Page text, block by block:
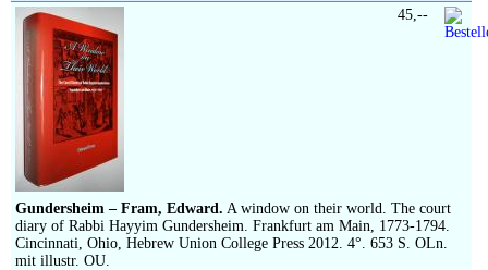
Aktuelle Kataloge
Kontakt
Ankauf
Links
Impressum
Gundersheim – Fram, Edward. A window on their world. The court
diary of Rabbi Hayyim Gundersheim. Frankfurt am Main, 1773-1794.
Cincinnati, Ohio, Hebrew Union College Press 2012. 4°. 653 S. OLn.
mit illustr. OU.
45,--